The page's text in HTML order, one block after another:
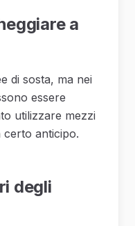
a
di sosta, ma nei
essere
utilizzare mezzi
anticipo.
degli